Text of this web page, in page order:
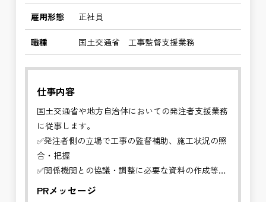
雇用形態 正社員
職種 国土交通省 工事監督支援業務
仕事内容
国土交通省や地方自治体においての発注者支援業務
に従事します。
✅発注者側の立場で工事の監督補助、施工状況の照
合・把握
✅関係機関との協議・調整に必要な資料の作成等
PRメッセージ